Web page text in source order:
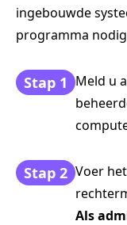
ingebouwde
programma
Stap 1 Meld u
Stap 2 Voer
Als